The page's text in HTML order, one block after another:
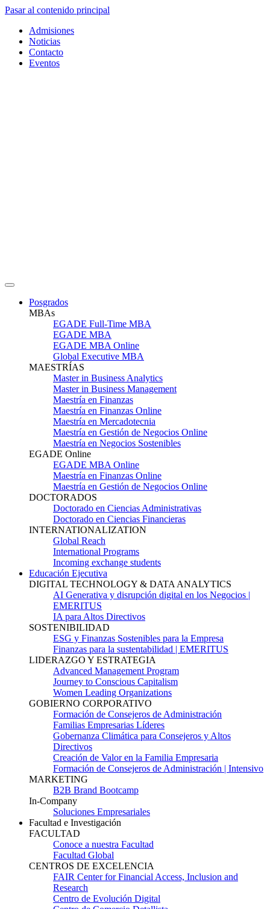
Pasar al contenido principal
Admisiones
Noticias
Contacto
Eventos
Posgrados
MBAs
EGADE Full-Time MBA
EGADE MBA
EGADE MBA Online
Global Executive MBA
MAESTRÍAS
Master in Business Analytics
Master in Business Management
Maestría en Finanzas
Maestría en Finanzas Online
Maestría en Mercadotecnia
Maestría en Gestión de Negocios Online
Maestría en Negocios Sostenibles
EGADE Online
EGADE MBA Online
Maestría en Finanzas Online
Maestría en Gestión de Negocios Online
DOCTORADOS
Doctorado en Ciencias Administrativas
Doctorado en Ciencias Financieras
INTERNATIONALIZATION
Global Reach
International Programs
Incoming exchange students
Educación Ejecutiva
DIGITAL TECHNOLOGY & DATA ANALYTICS
AI Generativa y disrupción digital en los Negocios |
EMERITUS
IA para Altos Directivos
SOSTENIBILIDAD
ESG y Finanzas Sostenibles para la Empresa
Finanzas para la sustentabilidad | EMERITUS
LIDERAZGO Y ESTRATEGIA
Advanced Management Program
Journey to Conscious Capitalism
Women Leading Organizations
GOBIERNO CORPORATIVO
Formación de Consejeros de Administración
Familias Empresarias Líderes
Gobernanza Climática para Consejeros y Altos
Directivos
Creación de Valor en la Familia Empresaria
Formación de Consejeros de Administración | Intensivo
MARKETING
B2B Brand Bootcamp
In-Company
Soluciones Empresariales
Facultad e Investigación
FACULTAD
Conoce a nuestra Facultad
Facultad Global
CENTROS DE EXCELENCIA
FAIR Center for Financial Access, Inclusion and
Research
Centro de Evolución Digital